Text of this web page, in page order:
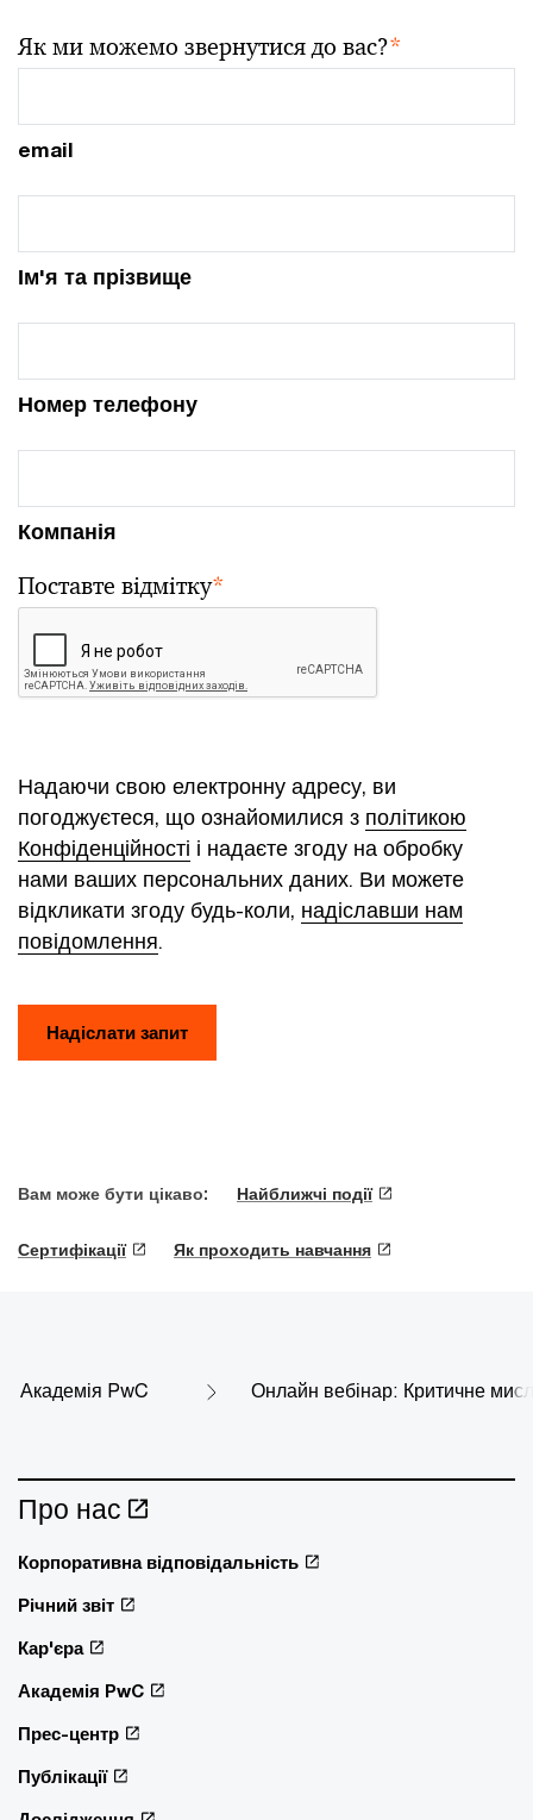
Як ми можемо звернутися до вас?*
email
Ім'я та прізвище
Номер телефону
Компанія
Поставте відмітку*
Надаючи свою електронну адресу, ви
погоджуєтеся, що ознайомилися з політикою
Конфіденційності і надаєте згоду на обробку
нами ваших персональних даних. Ви можете
відкликати згоду будь-коли, надіславши нам
повідомлення.
Надіслати запит
Вам може бути цікаво: Найближчі події
Сертифікації Як проходить навчання
Академія PwC Онлайн вебінар: Критичне
Про нас
Корпоративна відповідальність
Річний звіт
Кар'єра
Академія PwC
Прес-центр
Публікації